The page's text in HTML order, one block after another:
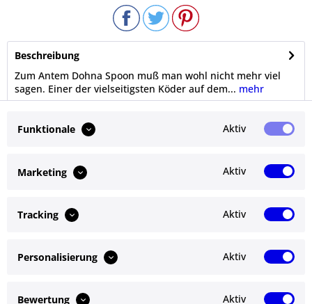
Beschreibung
Zum Antem Dohna Spoon muß man wohl nicht mehr viel
sagen. Einer der vielseitigsten Köder auf dem... mehr
Bewertungen
0
Ähnliche Artikel
Kunden kauften auch
Service Hotline
Shop Service
Funktionale Aktiv
Marketing Aktiv
Tracking Aktiv
Personalisierung Aktiv
Bewertung Aktiv